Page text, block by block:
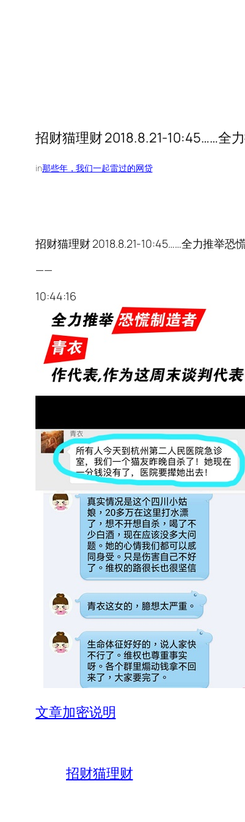
招财猫理财 2018.8.21-10:45……全
in那些年，我们一起雷过的网贷
招财猫理财 2018.8.21-10:45……全力推举恐
——
10:44:16
文章加密说明
招财猫理财